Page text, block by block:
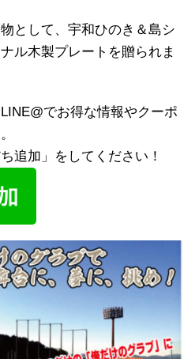
として、宇和ひのき＆島シ
ル木製プレートを贈られま
でお得な情報やクーポ
追加」をしてください！